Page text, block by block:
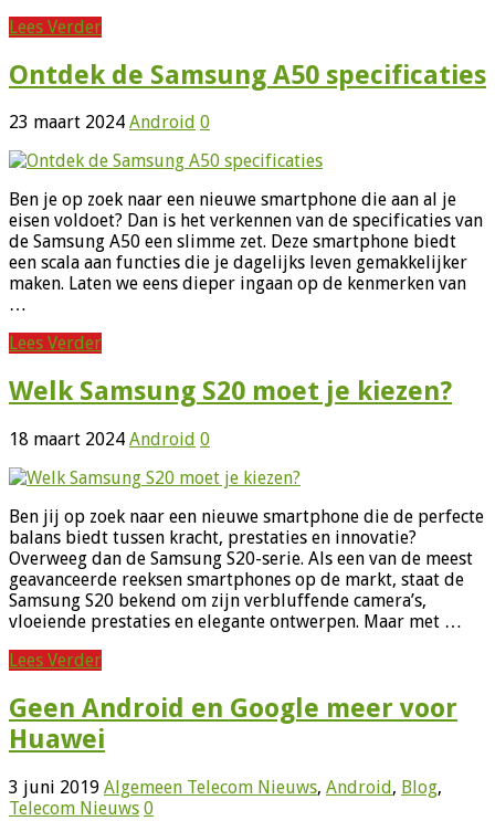
Lees Verder
Ontdek de Samsung A50 specificaties
23 maart 2024 Android 0
Ben je op zoek naar een nieuwe smartphone die aan al je
eisen voldoet? Dan is het verkennen van de specificaties van
de Samsung A50 een slimme zet. Deze smartphone biedt
een scala aan functies die je dagelijks leven gemakkelijker
maken. Laten we eens dieper ingaan op de kenmerken van
…
Lees Verder
Welk Samsung S20 moet je kiezen?
18 maart 2024 Android 0
Ben jij op zoek naar een nieuwe smartphone die de perfecte
balans biedt tussen kracht, prestaties en innovatie?
Overweeg dan de Samsung S20-serie. Als een van de meest
geavanceerde reeksen smartphones op de markt, staat de
Samsung S20 bekend om zijn verbluffende camera’s,
vloeiende prestaties en elegante ontwerpen. Maar met …
Lees Verder
Geen Android en Google meer voor
Huawei
3 juni 2019 Algemeen Telecom Nieuws, Android, Blog,
Telecom Nieuws 0